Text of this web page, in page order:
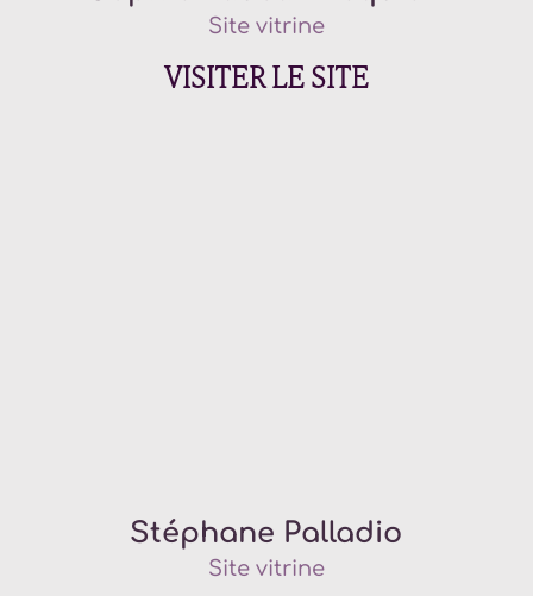
Site vitrine
VISITER LE SITE
Stéphane Palladio
Site vitrine